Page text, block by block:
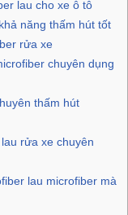
lau cho xe ô tô
năng thấm hút tốt
rửa xe
chuyên dụng
thấm hút
rửa xe chuyên
lau microfiber mà